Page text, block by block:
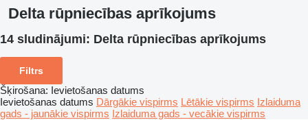
Delta rūpniecības aprīkojums
14 sludinājumi: Delta rūpniecības aprīkojums
Filtrs
Šķirošana: Ievietošanas datums
Ievietošanas datums Dārgākie vispirms Lētākie vispirms Izlaiduma
gads - jaunākie vispirms Izlaiduma gads - vecākie vispirms